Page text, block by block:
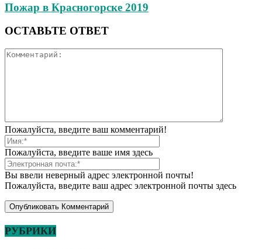
Пожар в Красногорске 2019
ОСТАВЬТЕ ОТВЕТ
Пожалуйста, введите ваш комментарий!
Пожалуйста, введите ваше имя здесь
Вы ввели неверный адрес электронной почты!
Пожалуйста, введите ваш адрес электронной почты здесь
РУБРИКИ